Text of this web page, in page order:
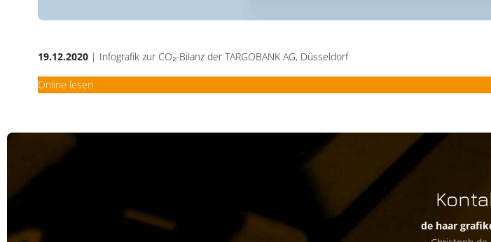
19.12.2020 | Infografik zur CO₂-Bilanz der TARGOBANK AG, Düsseldorf
Online lesen
de haar